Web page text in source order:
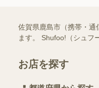
佐賀県鹿島市（携帯・通
ます。 Shufoo!（シュフ
お店を探す